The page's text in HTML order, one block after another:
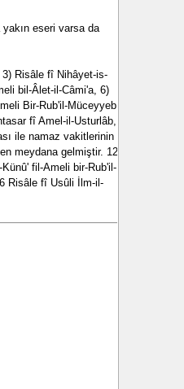
yakın eseri varsa da
Risâle fî Nihâyet-is-
bil-Âlet-il-Câmi'a, 6)
Bir-Rub'il-Müceyyeb,
fî Amel-il-Usturlâb,
ile namaz vakitlerinin
meydana gelmiştir. 12)
fil-Ameli bir-Rub'il-
Risâle fî Usûli İlm-il-